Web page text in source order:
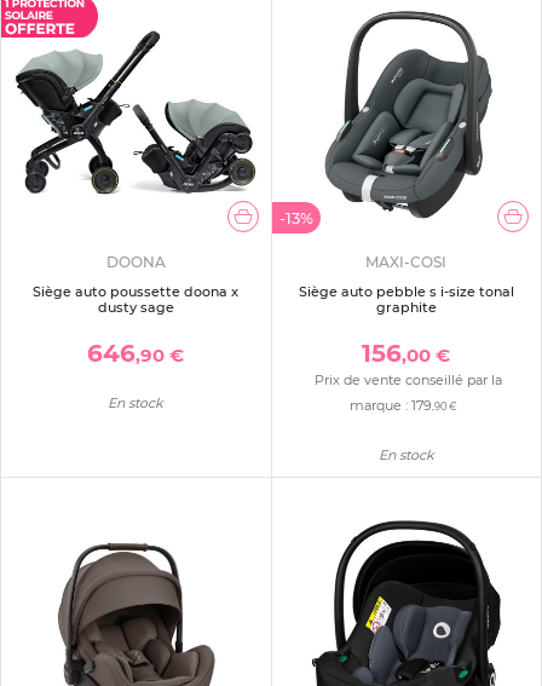
DOONA
Siège auto poussette doona x
dusty sage
646,90 €
En stock
-13%
MAXI-COSI
Siège auto pebble s i-size tonal
graphite
156,00 €
Prix de vente conseillé par la
marque :179,90 €
En stock